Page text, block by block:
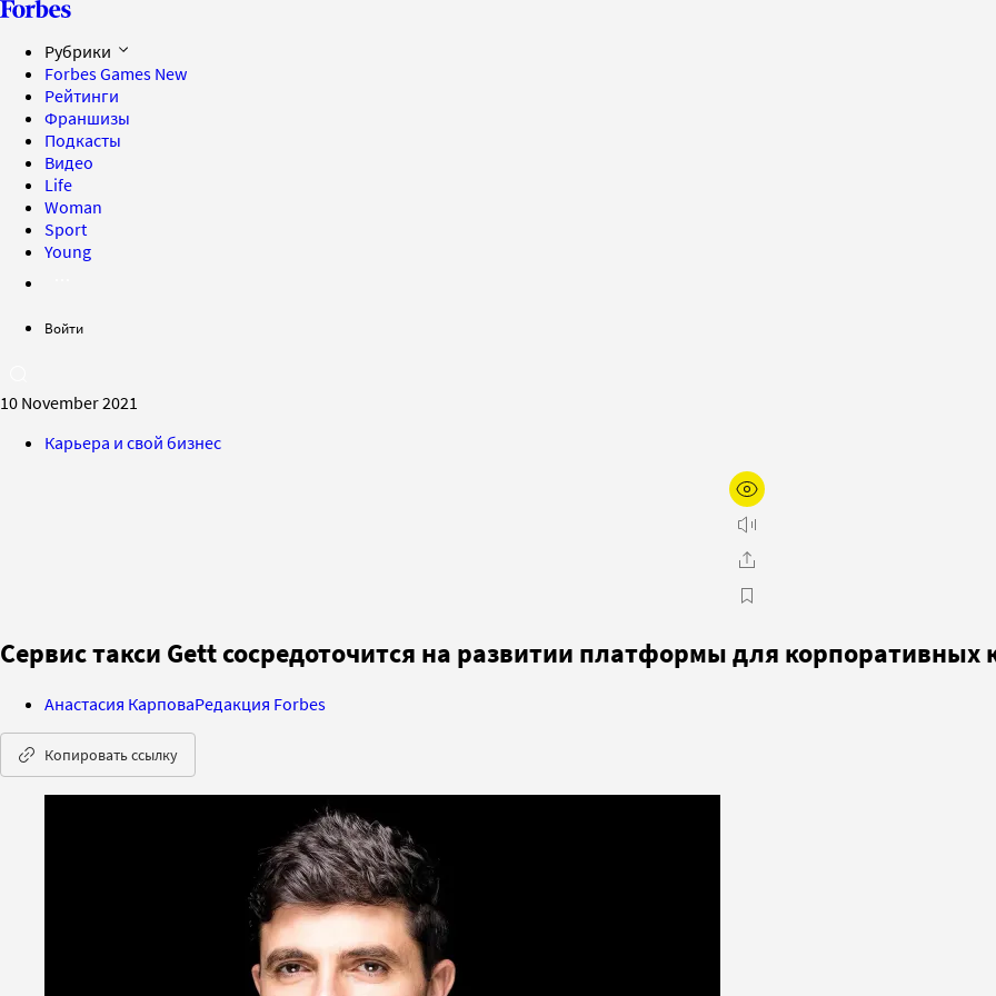
Рубрики
Forbes Games New
Рейтинги
Франшизы
Подкасты
Видео
Life
Woman
Sport
Young
Войти
10 November 2021
Карьера и свой бизнес
Сервис такси Gett сосредоточится на развитии платформы для корпоративных
Анастасия КарповаРедакция Forbes
Копировать ссылку